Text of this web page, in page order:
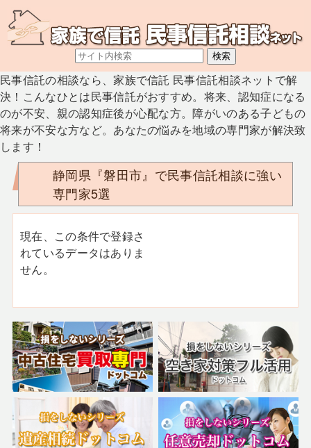
民事信託の相談なら、家族で信託 民事信託相談ネットで解
決！こんなひとは民事信託がおすすめ。将来、認知症になる
のが不安、親の認知症後が心配な方。障がいのある子どもの
将来が不安な方など。あなたの悩みを地域の専門家が解決致
します！
静岡県『磐田市』で民事信託相談に強い
専門家5選
現在、この条件で登録さ
れているデータはありま
せん。